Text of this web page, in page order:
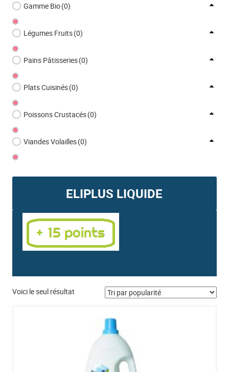
Gamme Bio(0)
Légumes Fruits(0)
Pains Pâtisseries(0)
Plats Cuisinés(0)
Poissons Crustacés(0)
Viandes Volailles(0)
ELIPLUS LIQUIDE
Voici le seul résultat